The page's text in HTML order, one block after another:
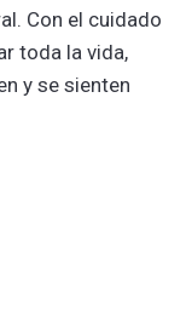
Con el cuidado
toda la vida,
y se sienten